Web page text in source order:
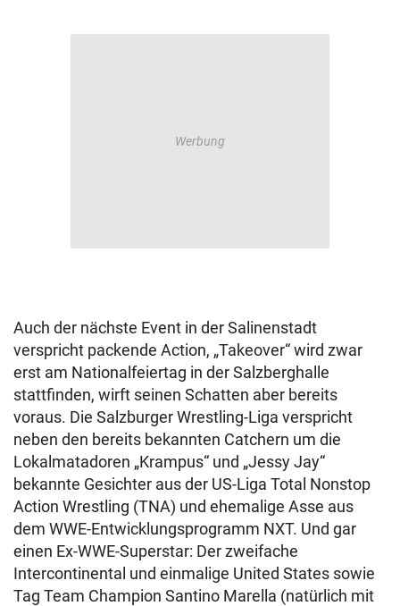
Auch der nächste Event in der Salinenstadt
verspricht packende Action, „Takeover“ wird zwar
erst am Nationalfeiertag in der Salzberghalle
stattfinden, wirft seinen Schatten aber bereits
voraus. Die Salzburger Wrestling-Liga verspricht
neben den bereits bekannten Catchern um die
Lokalmatadoren „Krampus“ und „Jessy Jay“
bekannte Gesichter aus der US-Liga Total Nonstop
Action Wrestling (TNA) und ehemalige Asse aus
dem WWE-Entwicklungsprogramm NXT. Und gar
einen Ex-WWE-Superstar: Der zweifache
Intercontinental und einmalige United States sowie
Tag Team Champion Santino Marella (natürlich mit